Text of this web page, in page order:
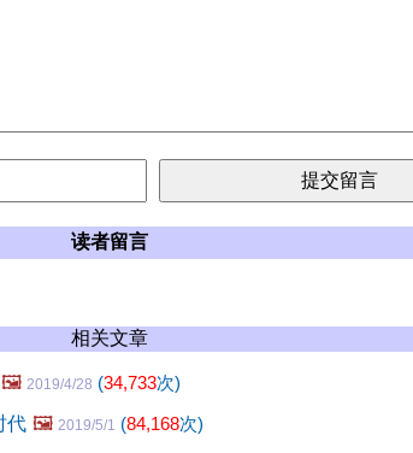
读者留言
相关文章
🖼️ 2019/4/28 (34,733次)
代 🖼️ 2019/5/1 (84,168次)